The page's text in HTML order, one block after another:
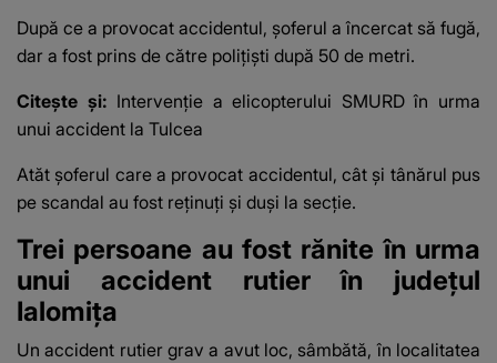
o boală gravă
După ce a provocat accidentul, șoferul a încercat să fugă,
dar a fost prins de către polițiști după 50 de metri.
Citește și: Intervenție a elicopterului SMURD în urma
unui accident la Tulcea
Atăt șoferul care a provocat accidentul, cât și tânărul pus
pe scandal au fost reținuți și duși la secție.
Trei persoane au fost rănite în urma
unui accident rutier în județul
Ialomița
Un accident rutier grav a avut loc, sâmbătă, în localitatea